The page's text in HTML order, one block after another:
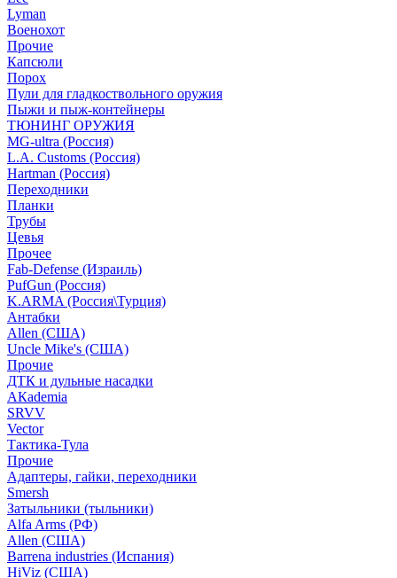
Lyman
Военохот
Прочие
Капсюли
Порох
Пули для гладкоствольного оружия
Пыжи и пыж-контейнеры
ТЮНИНГ ОРУЖИЯ
MG-ultra (Россия)
L.A. Customs (Россия)
Hartman (Россия)
Переходники
Планки
Трубы
Цевья
Прочее
Fab-Defense (Израиль)
PufGun (Россия)
K.ARMA (Россия\Турция)
Антабки
Allen (США)
Uncle Mike's (США)
Прочие
ДТК и дульные насадки
АКademia
SRVV
Vector
Тактика-Тула
Прочие
Адаптеры, гайки, переходники
Smersh
Затыльники (тыльники)
Alfa Arms (РФ)
Allen (США)
Barrena industries (Испания)
HiViz (США)